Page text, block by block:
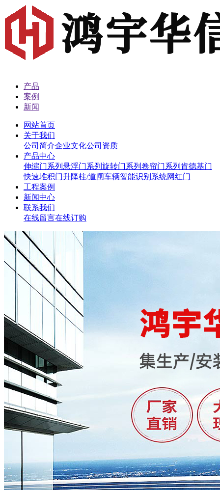
产品
案例
新闻
网站首页
关于我们
公司简介企业文化公司资质
产品中心
伸缩门系列 悬浮门系列 旋转门系列 卷帘门系列 肯德基门
快速堆积门升降柱/道闸车辆智能识别系统网红门
工程案例
新闻中心
联系我们
在线留言在线订购